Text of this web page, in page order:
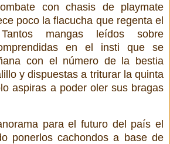
con chasis de playmate
poco la flacucha que regenta el
mangas leídos sobre
en el insti que se
con el número de la bestia
y dispuestas a triturar la quinta
aspiras a poder oler sus bragas
para el futuro del país el
ponerlos cachondos a base de